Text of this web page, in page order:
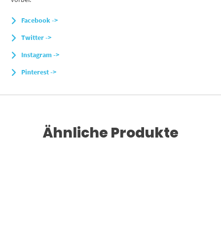
Facebook ->
Twitter ->
Instagram ->
Pinterest ->
Ähnliche Produkte